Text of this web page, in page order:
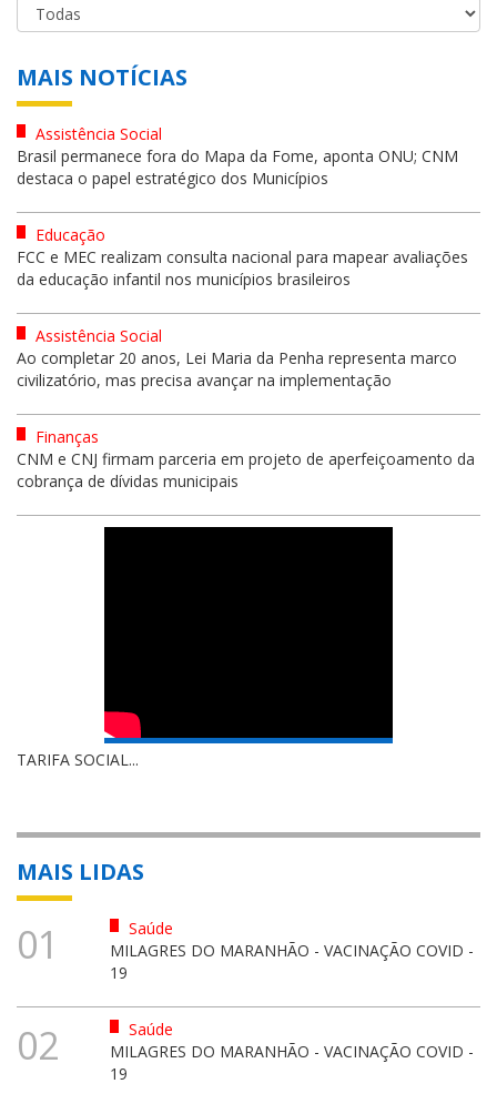
MAIS NOTÍCIAS
Assistência Social
Brasil permanece fora do Mapa da Fome, aponta ONU; CNM
destaca o papel estratégico dos Municípios
Educação
FCC e MEC realizam consulta nacional para mapear avaliações
da educação infantil nos municípios brasileiros
Assistência Social
Ao completar 20 anos, Lei Maria da Penha representa marco
civilizatório, mas precisa avançar na implementação
Finanças
CNM e CNJ firmam parceria em projeto de aperfeiçoamento da
cobrança de dívidas municipais
TARIFA SOCIAL...
MAIS LIDAS
01
Saúde
MILAGRES DO MARANHÃO - VACINAÇÃO COVID -
19
02
Saúde
MILAGRES DO MARANHÃO - VACINAÇÃO COVID -
19